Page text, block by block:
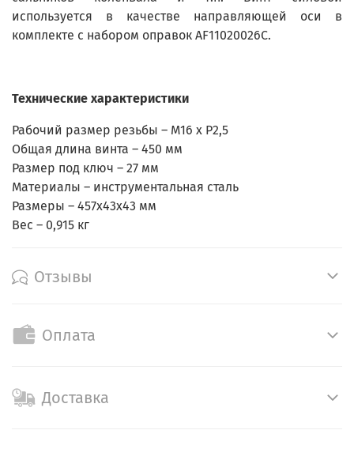
используется в качестве направляющей оси в
комплекте с набором оправок AF11020026C.
Технические характеристики
Рабочий размер резьбы – M16 х P2,5
Общая длина винта – 450 мм
Размер под ключ – 27 мм
Материалы – инструментальная сталь
Размеры – 457х43х43 мм
Вес – 0,915 кг
Отзывы
Оплата
Доставка